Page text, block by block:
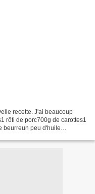
recette. J'ai beaucoup
rôti de porc700g de carottes1
beurreun peu d'huile